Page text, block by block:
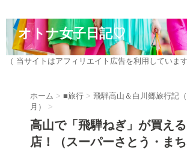
オトナ女子日記♡
（ 当サイトはアフィリエイト広告を利用しています
ホーム > ■旅行 > 飛騨高山＆白川郷旅行記
月）
>
高山で「飛騨ねぎ」が買え
店！（スーパーさとう・ま